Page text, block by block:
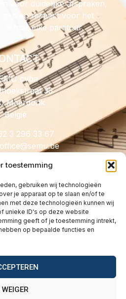
toestemming
gebruiken wij technologieën
je apparaat op te slaan en/of te
met deze technologieën kunnen wij
unieke ID's op deze website
geeft of je toestemming intrekt,
op bepaalde functies en
WEIGER
voor duidelijke afspraken,
en respect voor het
achter elke partituur.
cvba
33
Meerdonk
België
3 296 33 67
eb.umes
@eciffo
Vragen
Contact